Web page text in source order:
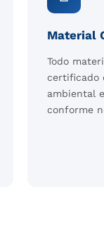
Material
Todo
certificado
ambiental
conforme